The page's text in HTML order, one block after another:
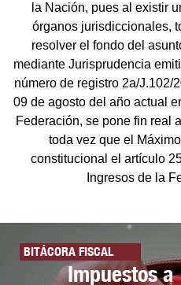
la Nación, pues al existir
órganos jurisdiccionales,
resolver el fondo del
mediante Jurisprudencia
número de registro 2a/J.102/
09 de agosto del año actual
Federación, se pone fin real
toda vez que el
constitucional el artículo
Ingresos de la
BITÁCORA FISCAL
Impuestos a